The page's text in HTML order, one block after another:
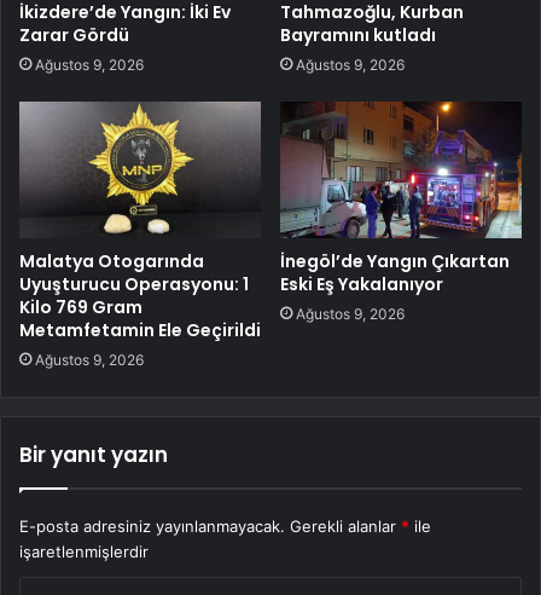
İkizdere’de Yangın: İki Ev
Zarar Gördü
Ağustos 9, 2026
Tahmazoğlu, Kurban
Bayramını kutladı
Ağustos 9, 2026
Malatya Otogarında
Uyuşturucu Operasyonu: 1
Kilo 769 Gram
Metamfetamin Ele Geçirildi
Ağustos 9, 2026
İnegöl’de Yangın Çıkartan
Eski Eş Yakalanıyor
Ağustos 9, 2026
Bir yanıt yazın
E-posta adresiniz yayınlanmayacak. Gerekli alanlar * ile
işaretlenmişlerdir